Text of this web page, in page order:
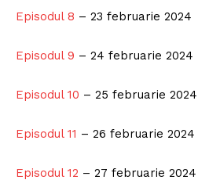
Episodul 8 – 23 februarie 2024
Episodul 9 – 24 februarie 2024
Episodul 10 – 25 februarie 2024
Episodul 11 – 26 februarie 2024
Episodul 12 – 27 februarie 2024